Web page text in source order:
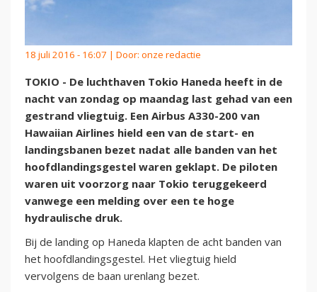
18 juli 2016 - 16:07 | Door: onze redactie
TOKIO - De luchthaven Tokio Haneda heeft in de
nacht van zondag op maandag last gehad van een
gestrand vliegtuig. Een Airbus A330-200 van
Hawaiian Airlines hield een van de start- en
landingsbanen bezet nadat alle banden van het
hoofdlandingsgestel waren geklapt. De piloten
waren uit voorzorg naar Tokio teruggekeerd
vanwege een melding over een te hoge
hydraulische druk.
Bij de landing op Haneda klapten de acht banden van
het hoofdlandingsgestel. Het vliegtuig hield
vervolgens de baan urenlang bezet.